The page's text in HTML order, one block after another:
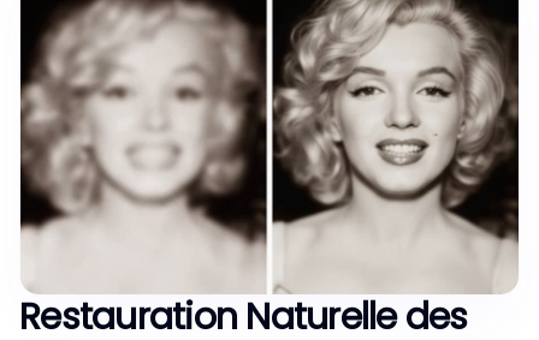
Restauration Naturelle des